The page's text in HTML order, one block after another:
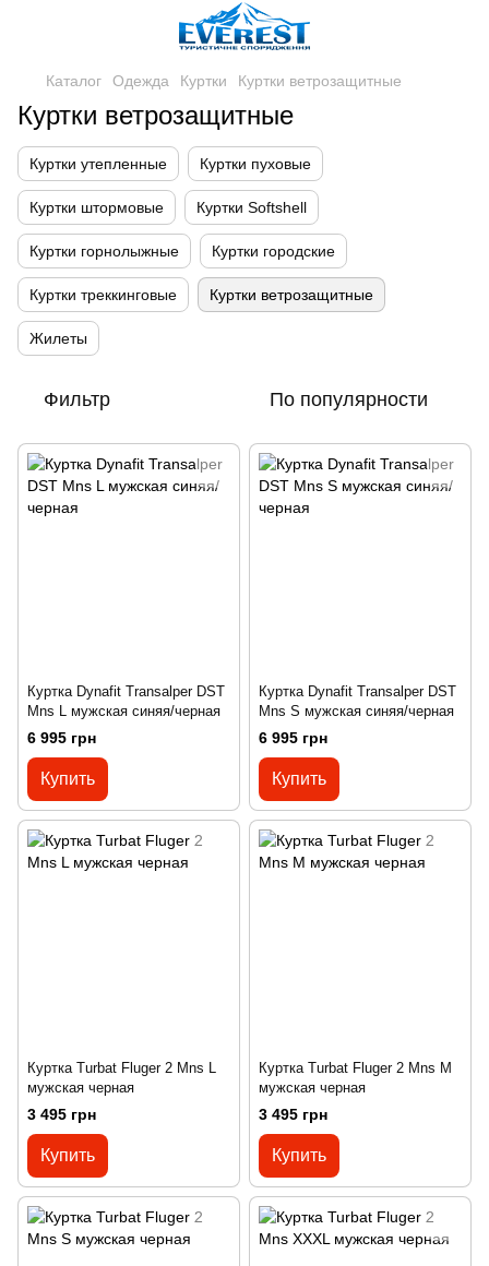
Каталог Одежда Куртки Куртки ветрозащитные
Куртки ветрозащитные
Куртки утепленные Куртки пуховые
Куртки штормовые Куртки Softshell
Куртки горнолыжные Куртки городские
Куртки треккинговые Куртки ветрозащитные
Жилеты
Фильтр По популярности
Куртка Dynafit Transalper DST
Mns L мужская синяя/черная
6 995 грн
Купить
Куртка Dynafit Transalper DST
Mns S мужская синяя/черная
6 995 грн
Купить
Куртка Turbat Fluger 2 Mns L
мужская черная
3 495 грн
Купить
Куртка Turbat Fluger 2 Mns M
мужская черная
3 495 грн
Купить